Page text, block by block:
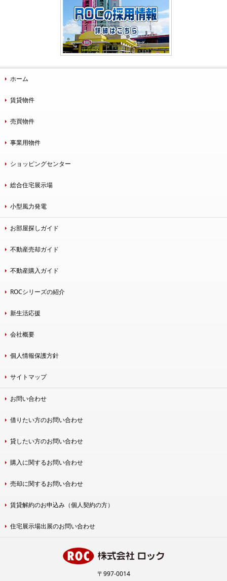
ホーム
賃貸物件
売買物件
事業用物件
ショッピングセンター
総合住宅展示場
小型風力発電
お部屋探しガイド
不動産売却ガイド
不動産購入ガイド
ROCシリーズの紹介
新生活応援
会社概要
個人情報保護方針
サイトマップ
お問い合わせ
借りたい方のお問い合わせ
貸したい方のお問い合わせ
購入に関するお問い合わせ
売却に関するお問い合わせ
賃貸解約のお申込み（個人契約の方）
住宅展示場出展のお問い合わせ
〒997-0014